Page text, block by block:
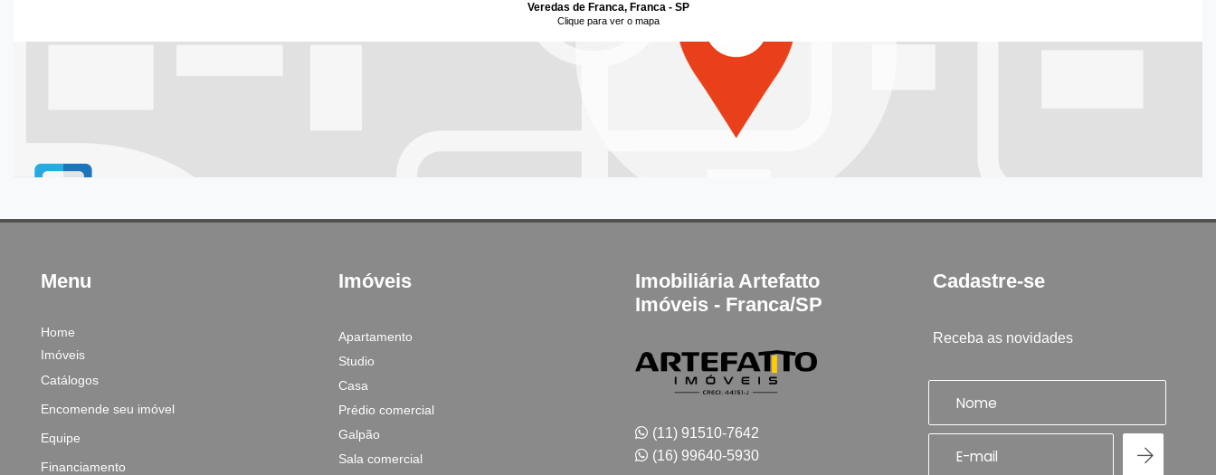
Veredas de Franca, Franca - SP
Clique para ver o mapa
Menu
Home
Imóveis
Catálogos
Encomende seu imóvel
Equipe
Financiamento
Imóveis
Apartamento
Studio
Casa
Prédio comercial
Galpão
Sala comercial
Imobiliária Artefatto
Imóveis - Franca/SP
(11) 91510-7642
(16) 99640-5930
Cadastre-se
Receba as novidades